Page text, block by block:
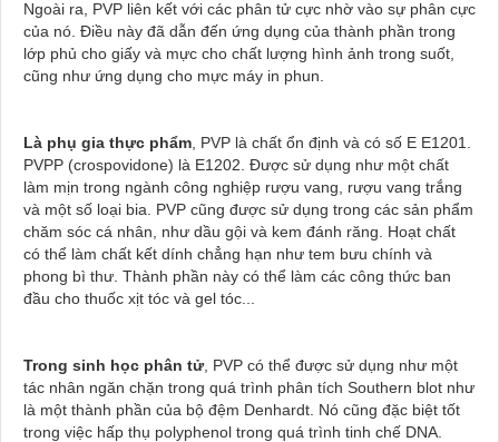
Ngoài ra, PVP liên kết với các phân tử cực nhờ vào sự phân cực
của nó. Điều này đã dẫn đến ứng dụng của thành phần trong
lớp phủ cho giấy và mực cho chất lượng hình ảnh trong suốt,
cũng như ứng dụng cho mực máy in phun.
Là phụ gia thực phẩm , PVP là chất ổn định và có số E E1201.
PVPP (crospovidone) là E1202. Được sử dụng như một chất
làm mịn trong ngành công nghiệp rượu vang, rượu vang trắng
và một số loại bia. PVP cũng được sử dụng trong các sản phẩm
chăm sóc cá nhân, như dầu gội và kem đánh răng. Hoạt chất
có thể làm chất kết dính chẳng hạn như tem bưu chính và
phong bì thư. Thành phần này có thể làm các công thức ban
đầu cho thuốc xịt tóc và gel tóc...
Trong sinh học phân tử, PVP có thể được sử dụng như một
tác nhân ngăn chặn trong quá trình phân tích Southern blot như
là một thành phần của bộ đệm Denhardt. Nó cũng đặc biệt tốt
trong việc hấp thụ polyphenol trong quá trình tinh chế DNA.